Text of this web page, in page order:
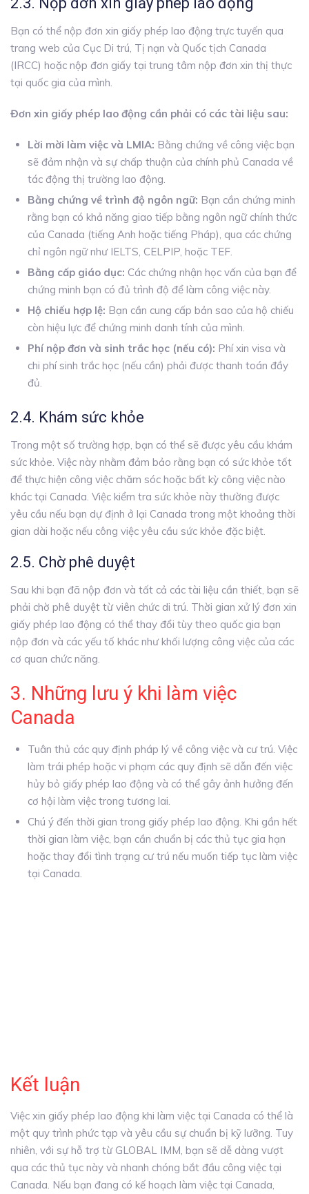
Bạn có thể nộp đơn xin giấy phép lao động trực tuyến qua
trang web của Cục Di trú, Tị nạn và Quốc tịch Canada
(IRCC) hoặc nộp đơn giấy tại trung tâm nộp đơn xin thị thực
tại quốc gia của mình.
Đơn xin giấy phép lao động cần phải có các tài liệu sau:
Lời mời làm việc và LMIA: Bằng chứng về công việc bạn
sẽ đảm nhận và sự chấp thuận của chính phủ Canada về
tác động thị trường lao động.
Bằng chứng về trình độ ngôn ngữ: Bạn cần chứng minh
rằng bạn có khả năng giao tiếp bằng ngôn ngữ chính thức
của Canada (tiếng Anh hoặc tiếng Pháp), qua các chứng
chỉ ngôn ngữ như IELTS, CELPIP, hoặc TEF.
Bằng cấp giáo dục: Các chứng nhận học vấn của bạn để
chứng minh bạn có đủ trình độ để làm công việc này.
Hộ chiếu hợp lệ: Bạn cần cung cấp bản sao của hộ chiếu
còn hiệu lực để chứng minh danh tính của mình.
Phí nộp đơn và sinh trắc học (nếu có): Phí xin visa và
chi phí sinh trắc học (nếu cần) phải được thanh toán đầy
đủ.
2.4. Khám sức khỏe
Trong một số trường hợp, bạn có thể sẽ được yêu cầu khám
sức khỏe. Việc này nhằm đảm bảo rằng bạn có sức khỏe tốt
để thực hiện công việc chăm sóc hoặc bất kỳ công việc nào
khác tại Canada. Việc kiểm tra sức khỏe này thường được
yêu cầu nếu bạn dự định ở lại Canada trong một khoảng thời
gian dài hoặc nếu công việc yêu cầu sức khỏe đặc biệt.
2.5. Chờ phê duyệt
Sau khi bạn đã nộp đơn và tất cả các tài liệu cần thiết, bạn sẽ
phải chờ phê duyệt từ viên chức di trú. Thời gian xử lý đơn xin
giấy phép lao động có thể thay đổi tùy theo quốc gia bạn
nộp đơn và các yếu tố khác như khối lượng công việc của các
cơ quan chức năng.
3. Những lưu ý khi làm việc
Canada
Tuân thủ các quy định pháp lý về công việc và cư trú. Việc
làm trái phép hoặc vi phạm các quy định sẽ dẫn đến việc
hủy bỏ giấy phép lao động và có thể gây ảnh hưởng đến
cơ hội làm việc trong tương lai.
Chú ý đến thời gian trong giấy phép lao động. Khi gần hết
thời gian làm việc, bạn cần chuẩn bị các thủ tục gia hạn
hoặc thay đổi tình trạng cư trú nếu muốn tiếp tục làm việc
tại Canada.
Kết luận
Việc xin giấy phép lao động khi làm việc tại Canada có thể là
một quy trình phức tạp và yêu cầu sự chuẩn bị kỹ lưỡng. Tuy
nhiên, với sự hỗ trợ từ GLOBAL IMM, bạn sẽ dễ dàng vượt
qua các thủ tục này và nhanh chóng bắt đầu công việc tại
Canada. Nếu bạn đang có kế hoạch làm việc tại Canada,